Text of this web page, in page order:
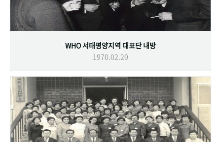
WHO 서태평양지역 대표단 내방
1970.02.20